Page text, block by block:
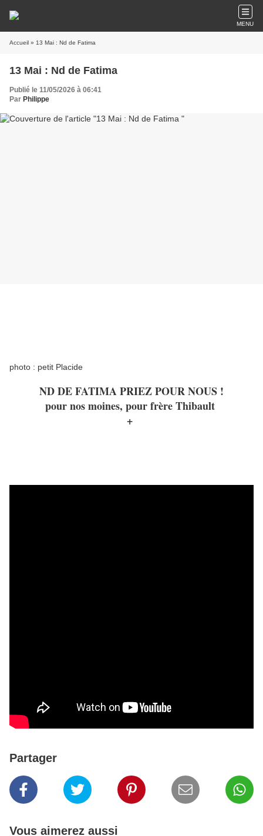
MENU
Accueil » 13 Mai : Nd de Fatima
13 Mai : Nd de Fatima
Publié le 11/05/2026 à 06:41
Par Philippe
photo : petit Placide
ND DE FATIMA PRIEZ POUR NOUS !
pour nos moines, pour frère Thibault
+
Partager
Vous aimerez aussi